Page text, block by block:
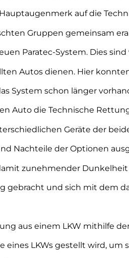
auf die
Gruppen gemeinsam
Paratec-System. Dies
Autos dienen. Hier
System schon länger
Auto die Technische
Geräte der
Nachteile der Optionen
zunehmender
gebracht und sich mit dem
aus einem LKW mithilfe
eines LKWs gestellt wird, um